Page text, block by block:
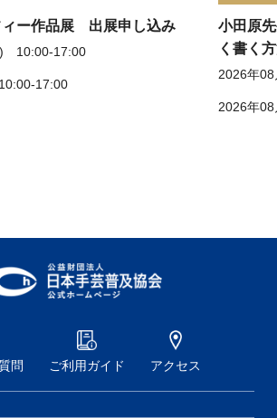
ィー作品展 出展申し込み
) 10:00-17:00
17:00
小田原
く書く
2026年
2026年
問 ご利用ガイド アクセス